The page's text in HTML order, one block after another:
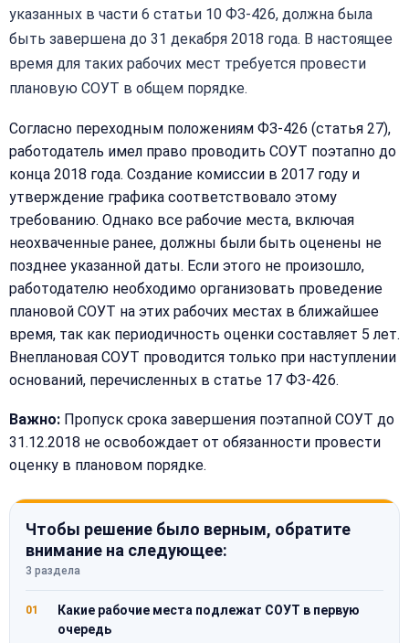
указанных в части 6 статьи 10 ФЗ-426, должна была
быть завершена до 31 декабря 2018 года. В настоящее
время для таких рабочих мест требуется провести
плановую СОУТ в общем порядке.
Согласно переходным положениям ФЗ-426 (статья 27),
работодатель имел право проводить СОУТ поэтапно до
конца 2018 года. Создание комиссии в 2017 году и
утверждение графика соответствовало этому
требованию. Однако все рабочие места, включая
неохваченные ранее, должны были быть оценены не
позднее указанной даты. Если этого не произошло,
работодателю необходимо организовать проведение
плановой СОУТ на этих рабочих местах в ближайшее
время, так как периодичность оценки составляет 5 лет.
Внеплановая СОУТ проводится только при наступлении
оснований, перечисленных в статье 17 ФЗ-426.
Важно: Пропуск срока завершения поэтапной СОУТ до
31.12.2018 не освобождает от обязанности провести
оценку в плановом порядке.
Чтобы решение было верным, обратите
внимание на следующее:
3 раздела
01
Какие рабочие места подлежат СОУТ в первую
очередь